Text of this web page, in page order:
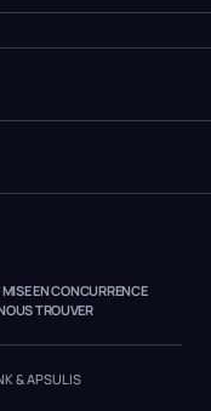
EN CONCURRENCE
TROUVER
& APSULIS